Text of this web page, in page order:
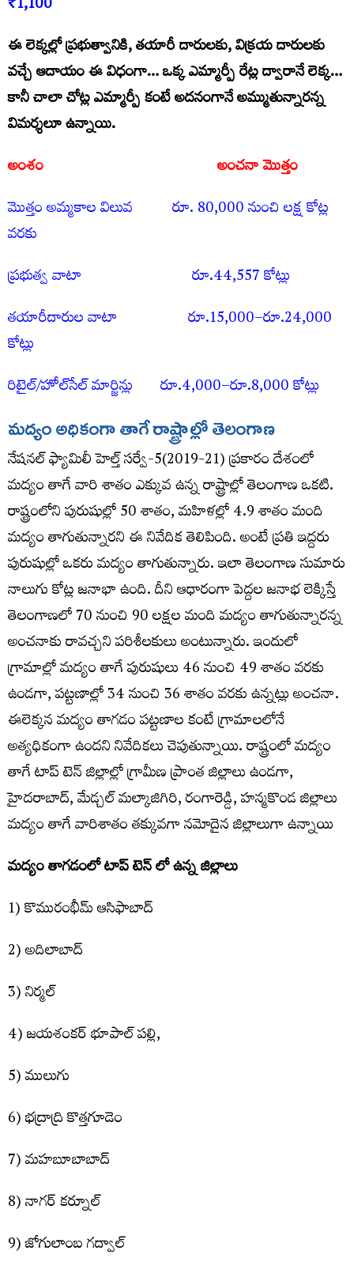
ఈ లెక్క‌ల్లో ప్ర‌భుత్వానికి, త‌యారీ దారుల‌కు, విక్ర‌య దారుల‌కు
వ‌చ్చే ఆదాయం ఈ విధంగా… ఒక్క ఎమ్మార్పీ రేట్ల ద్వారానే లెక్క‌…
కానీ చాలా చోట్ల ఎమ్మార్పీ కంటే అద‌నంగానే అమ్ముతున్నారన్న
విమర్శలూ ఉన్నాయి.
అంశం
అంచనా మొత్తం
మొత్తం అమ్మకాల విలువ రూ. 80,000 నుంచి ల‌క్ష‌ కోట్ల
వ‌ర‌కు
ప్రభుత్వ వాటా రూ.44,557 కోట్లు
తయారీదారుల వాటా రూ.15,000–రూ.24,000
కోట్లు
రిటైల్/హోల్‌సేల్ మార్జిన్లు రూ.4,000–రూ.8,000 కోట్లు
మద్యం అధికంగా తాగే రాష్ట్రాల్లో తెలంగాణ
నేష‌న‌ల్ ఫ్యామిలీ హెల్త్ స‌ర్వే-5(2019-21) ప్ర‌కారం దేశంలో
మ‌ద్యం తాగే వారి శాతం ఎక్కువ ఉన్న రాష్ట్రాల్లో తెలంగాణ ఒక‌టి.
రాష్ట్రంలోని పురుషుల్లో 50 శాతం, మ‌హిళ‌ల్లో 4.9 శాతం మంది
మ‌ద్యం తాగుతున్నారని ఈ నివేదిక తెలిపింది. అంటే ప్ర‌తి ఇద్ద‌రు
పురుషుల్లో ఒక‌రు మ‌ద్యం తాగుతున్నారు. ఇలా తెలంగాణ సుమారు
నాలుగు కోట్ల జ‌నాభా ఉంది. దీని ఆధారంగా పెద్ద‌ల జ‌నాభ లెక్కిస్తే
తెలంగాణలో 70 నుంచి 90 ల‌క్ష‌ల మంది మ‌ద్యం తాగుతున్నారన్న
అంచనాకు రావచ్చని పరిశీలకులు అంటున్నారు. ఇందులో
గ్రామాల్లో మ‌ద్యం తాగే పురుషులు 46 నుంచి 49 శాతం వ‌ర‌కు
ఉండ‌గా, ప‌ట్ట‌ణాల్లో 34 నుంచి 36 శాతం వ‌ర‌కు ఉన్న‌ట్లు అంచ‌నా.
ఈలెక్క‌న మ‌ద్యం తాగడం ప‌ట్ట‌ణాల కంటే గ్రామాల‌లోనే
అత్య‌ధికంగా ఉంద‌ని నివేదిక‌లు చెపుతున్నాయి. రాష్ట్రంలో మ‌ద్యం
తాగే టాప్ టెన్‌ జిల్లాల్లో గ్రామీణ ప్రాంత జిల్లాలు ఉండ‌గా,
హైద‌రాబాద్‌, మేడ్చ‌ల్ మ‌ల్కాజిగిరి, రంగారెడ్డి, హ‌న్మ‌కొండ జిల్లాలు
మ‌ద్యం తాగే వారిశాతం తక్కువగా న‌మోదైన జిల్లాలుగా ఉన్నాయి
మ‌ద్యం తాగ‌డంలో టాప్ టెన్ లో ఉన్న జిల్లాలు
1) కొమురంభీమ్ ఆసిఫాబాద్‌
2) అదిలాబాద్
3) నిర్మ‌ల్
4) జ‌య‌శంక‌ర్ భూపాల్ ప‌ల్లి,
5) ములుగు
6) భ‌ద్రాద్రి కొత్త‌గూడెం
7) మ‌హ‌బూబాబాద్
8) నాగ‌ర్ క‌ర్నూల్
9) జోగులాంబ గ‌ద్వాల్‌